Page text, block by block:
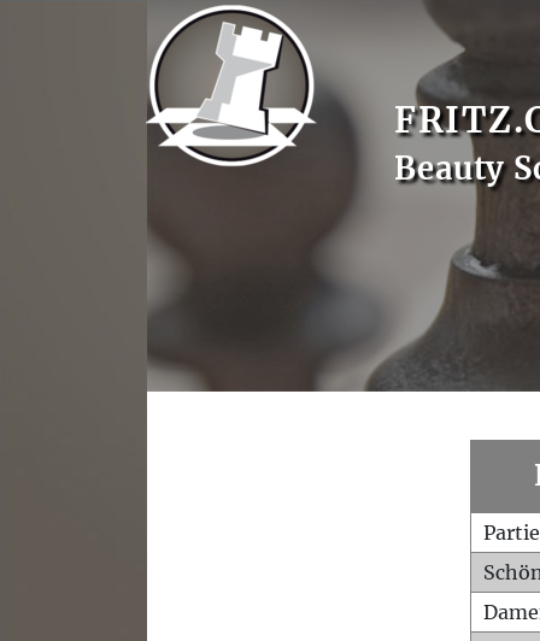
Beauty